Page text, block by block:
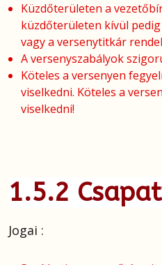
Küzdőterületen a
küzdőterületen kívül
vagy a versenytitkár
A versenyszabályok
Köteles a versenyen
viselkedni. Köteles a
viselkedni!
1.5.2
Jogai :